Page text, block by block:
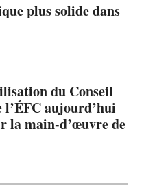
plus solide dans
du Conseil
aujourd’hui
la main-d’œuvre de